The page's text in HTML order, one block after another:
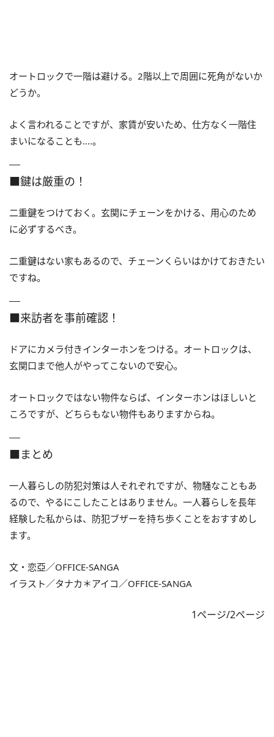
オートロックで一階は避ける。2階以上で周囲に死角がないか
どうか。
よく言われることですが、家賃が安いため、仕方なく一階住
まいになることも‥‥。
■鍵は厳重の！
二重鍵をつけておく。玄関にチェーンをかける、用心のため
に必ずするべき。
二重鍵はない家もあるので、チェーンくらいはかけておきたい
ですね。
■来訪者を事前確認！
ドアにカメラ付きインターホンをつける。オートロックは、
玄関口まで他人がやってこないので安心。
オートロックではない物件ならば、インターホンはほしいと
ころですが、どちらもない物件もありますからね。
■まとめ
一人暮らしの防犯対策は人それぞれですが、物騒なこともあ
るので、やるにこしたことはありません。一人暮らしを長年
経験した私からは、防犯ブザーを持ち歩くことをおすすめし
ます。
文・恋亞／OFFICE-SANGA
イラスト／タナカ＊アイコ／OFFICE-SANGA
1ページ/2ページ